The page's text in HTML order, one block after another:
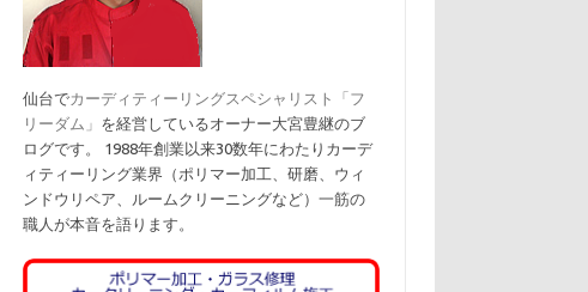
仙台でカーディティーリングスペシャリスト「フ
リーダム」 を経営しているオーナー大宮豊継のブ
ログです。 1988年創業以来30数年にわたりカーデ
ィティーリング業界（ポリマー加工、研磨、ウィ
ンドウリペア、ルームクリーニングなど）一筋の
職人が本音を語ります。